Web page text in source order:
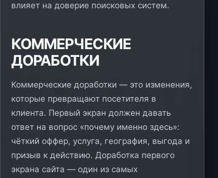
влияет на доверие поисковых систем.
КОММЕРЧЕСКИЕ
ДОРАБОТКИ
Коммерческие доработки — это изменения,
которые превращают посетителя в
клиента. Первый экран должен давать
ответ на вопрос «почему именно здесь»:
чёткий оффер, услуга, география, выгода и
призыв к действию. Доработка первого
экрана сайта — один из самых